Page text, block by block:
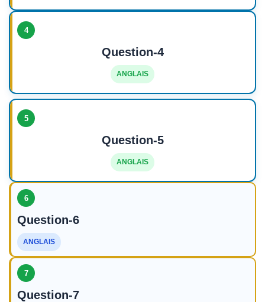
4
Question-4
ANGLAIS
5
Question-5
ANGLAIS
6
Question-6
ANGLAIS
7
Question-7